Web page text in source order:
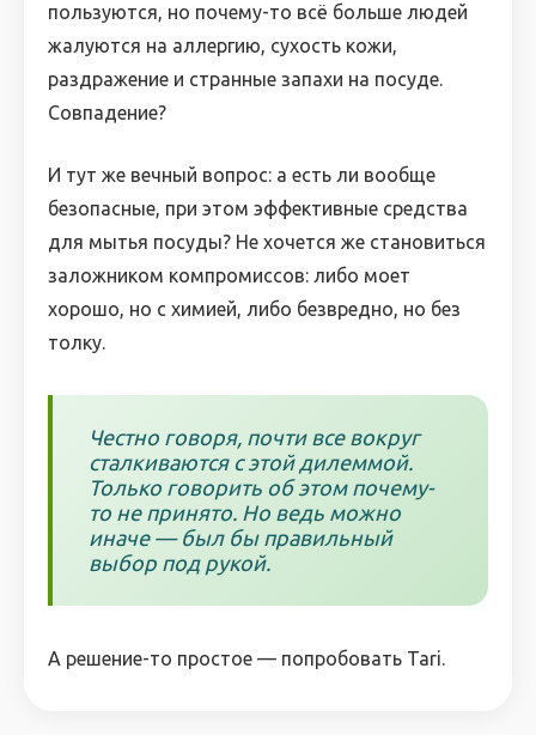
пользуются, но почему-то всё больше людей
жалуются на аллергию, сухость кожи,
раздражение и странные запахи на посуде.
Совпадение?
И тут же вечный вопрос: а есть ли вообще
безопасные, при этом эффективные средства
для мытья посуды? Не хочется же становиться
заложником компромиссов: либо моет
хорошо, но с химией, либо безвредно, но без
толку.
Честно говоря, почти все вокруг
сталкиваются с этой дилеммой.
Только говорить об этом почему-
то не принято. Но ведь можно
иначе — был бы правильный
выбор под рукой.
А решение-то простое — попробовать Tari.